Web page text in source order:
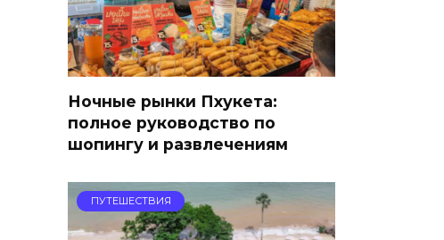
Ночные рынки Пхукета:
полное руководство по
шопингу и развлечениям
ПУТЕШЕСТВИЯ